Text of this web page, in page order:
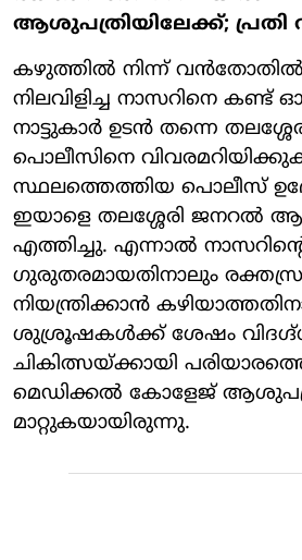
ആശുപത്രിയിലേക്ക്; പ്രതി
കഴുത്തിൽ നിന്ന് വൻതോതിൽ
നിലവിളിച്ച നാസറിനെ കണ്ട്
നാട്ടുകാർ ഉടൻ തന്നെ
പൊലീസിനെ
സ്ഥലത്തെത്തിയ പൊലീസ്
ഇയാളെ തലശ്ശേരി ജനറൽ
എത്തിച്ചു. എന്നാൽ
ഗുരുതരമായതിനാലും
നിയന്ത്രിക്കാൻ
ശുശ്രൂഷകൾക്ക് ശേഷം
ചികിത്സയ്ക്കായി
മെഡിക്കൽ കോളേജ്
മാറ്റുകയായിരുന്നു.